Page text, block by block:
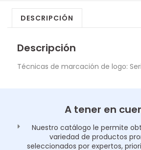
DESCRIPCIÓN
Descripción
Técnicas de marcación de logo:
A tener en
Nuestro catálogo le permite
variedad de productos
seleccionados por expertos,